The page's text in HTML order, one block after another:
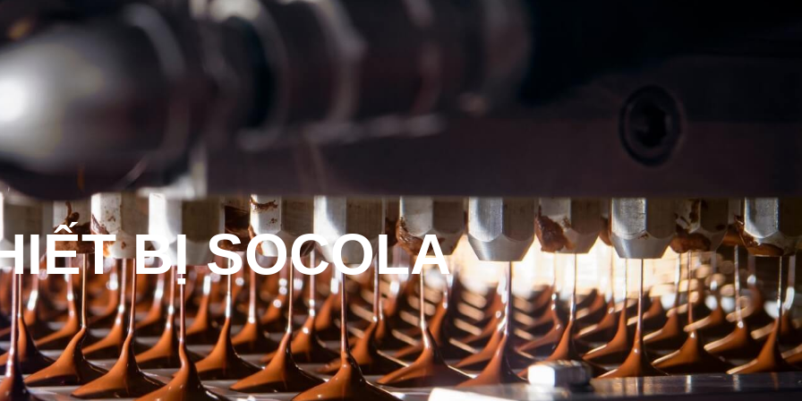
Sản Phẩm Dịch Vụ Đào Tạo Tin Tức
BỊ SOCOLA